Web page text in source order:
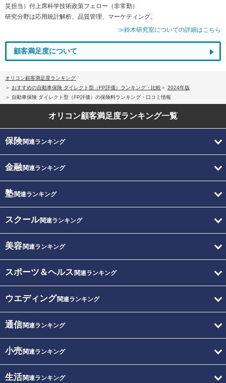
災担当）付上席科学技術政策フェロー（非常勤）
研究分野は応用統計解析、品質管理、マーケティング。
≫鈴木研究室についての詳細はこちら
顧客満足度について
オリコン顧客満足度ランキング
おすすめの自動車保険 ダイレクト型（FP評価）ランキング・比較
2024年版
自動車保険 ダイレクト型（FP評価）の保険料ランキング・口コミ情報
オリコン顧客満足度ランキング一覧
保険関連ランキング
金融関連ランキング
塾関連ランキング
スクール関連ランキング
美容関連ランキング
スポーツ＆ヘルス 関連ランキング
ウエディング関連ランキング
通信関連ランキング
小売関連ランキング
生活関連ランキング